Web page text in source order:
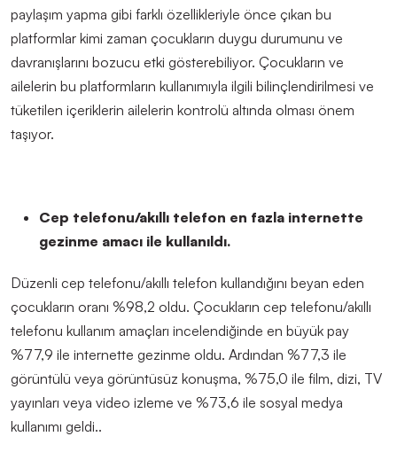
paylaşım yapma gibi farklı özellikleriyle önce çıkan bu
platformlar kimi zaman çocukların duygu durumunu ve
davranışlarını bozucu etki gösterebiliyor. Çocukların ve
ailelerin bu platformların kullanımıyla ilgili bilinçlendirilmesi ve
tüketilen içeriklerin ailelerin kontrolü altında olması önem
taşıyor.
Cep telefonu/akıllı telefon en fazla internette
gezinme amacı ile kullanıldı.
Düzenli cep telefonu/akıllı telefon kullandığını beyan eden
çocukların oranı %98,2 oldu. Çocukların cep telefonu/akıllı
telefonu kullanım amaçları incelendiğinde en büyük pay
%77,9 ile internette gezinme oldu. Ardından %77,3 ile
görüntülü veya görüntüsüz konuşma, %75,0 ile film, dizi, TV
yayınları veya video izleme ve %73,6 ile sosyal medya
kullanımı geldi..